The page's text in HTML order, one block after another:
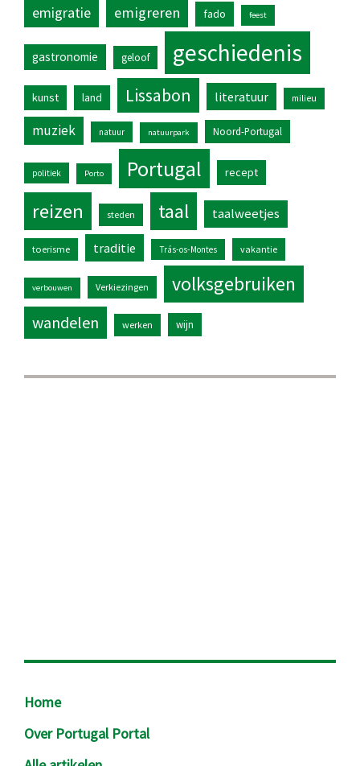
emigratie emigreren fado feest
gastronomie geloof geschiedenis
kunst land Lissabon literatuur milieu
muziek natuur natuurpark Noord-Portugal
politiek Porto Portugal recept
reizen steden taal taalweetjes
toerisme traditie Trás-os-Montes vakantie
verbouwen Verkiezingen volksgebruiken
wandelen werken wijn
Footer
Home
Over Portugal Portal